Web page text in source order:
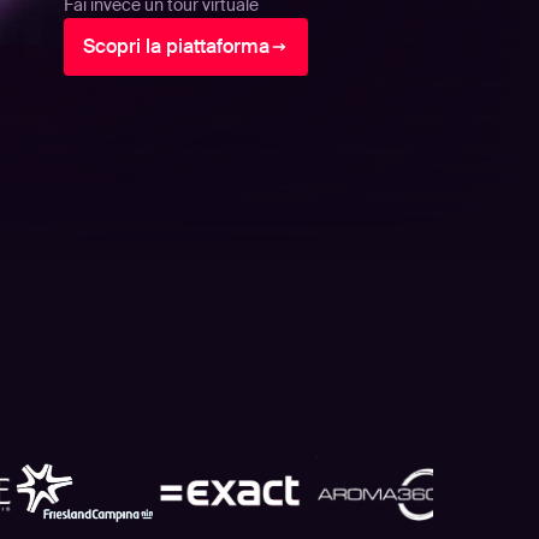
Fai invece un tour virtuale
Scopri la piattaforma